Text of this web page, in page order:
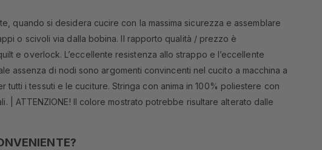
quando si desidera cucire con la massima sicurezza e assemblare
o scivoli via dalla bobina. Il rapporto qualità / prezzo è
e overlock. L’eccellente resistenza allo strappo e l’eccellente
assenza di nodi sono argomenti convincenti nel cucito a macchina a
tutti i tessuti e le cuciture. Stringa con anima in 100% poliestere con
| ATTENZIONE! Il colore mostrato potrebbe risultare alterato dalle